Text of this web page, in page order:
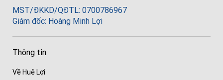
MST/ĐKKD/QĐTL: 0700786967
Giám đốc: Hoàng Minh Lợi
Thông tin
Về Huê Lợi